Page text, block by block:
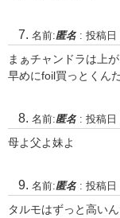
名前:匿名 : 投稿日
まぁチャンドラは上
早めにfoil買っとくん
名前:匿名 : 投稿日
母よ父よ妹よ
名前:匿名 : 投稿日
タルモはずっと高い